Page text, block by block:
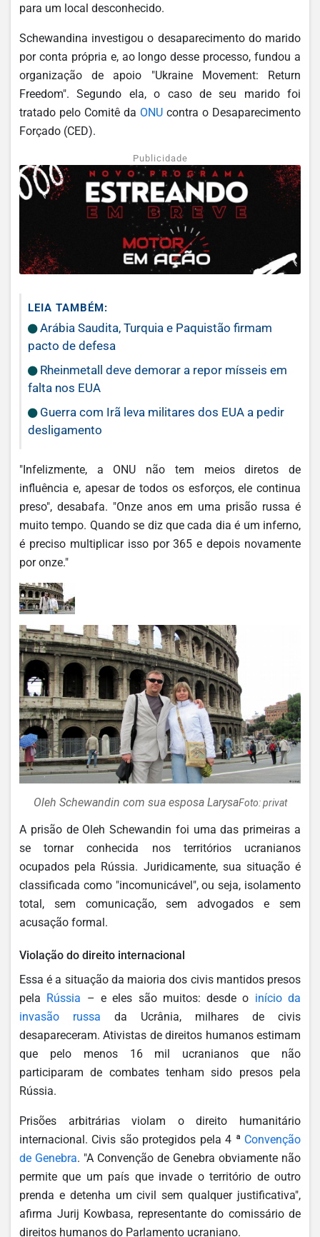
para um local desconhecido.
Schewandina investigou o desaparecimento do marido
por conta própria e, ao longo desse processo, fundou a
organização de apoio "Ukraine Movement: Return
Freedom". Segundo ela, o caso de seu marido foi
tratado pelo Comitê da ONU contra o Desaparecimento
Forçado (CED).
Publicidade
LEIA TAMBÉM:
Arábia Saudita, Turquia e Paquistão firmam
pacto de defesa
Rheinmetall deve demorar a repor mísseis em
falta nos EUA
Guerra com Irã leva militares dos EUA a pedir
desligamento
"Infelizmente, a ONU não tem meios diretos de
influência e, apesar de todos os esforços, ele continua
preso", desabafa. "Onze anos em uma prisão russa é
muito tempo. Quando se diz que cada dia é um inferno,
é preciso multiplicar isso por 365 e depois novamente
por onze."
Oleh Schewandin com sua esposa LarysaFoto: privat
A prisão de Oleh Schewandin foi uma das primeiras a
se tornar conhecida nos territórios ucranianos
ocupados pela Rússia. Juridicamente, sua situação é
classificada como "incomunicável", ou seja, isolamento
total, sem comunicação, sem advogados e sem
acusação formal.
Violação do direito internacional
Essa é a situação da maioria dos civis mantidos presos
pela Rússia – e eles são muitos: desde o início da
invasão russa da Ucrânia, milhares de civis
desapareceram. Ativistas de direitos humanos estimam
que pelo menos 16 mil ucranianos que não
participaram de combates tenham sido presos pela
Rússia.
Prisões arbitrárias violam o direito humanitário
internacional. Civis são protegidos pela 4 ª Convenção
de Genebra. "A Convenção de Genebra obviamente não
permite que um país que invade o território de outro
prenda e detenha um civil sem qualquer justificativa",
afirma Jurij Kowbasa, representante do comissário de
direitos humanos do Parlamento ucraniano.